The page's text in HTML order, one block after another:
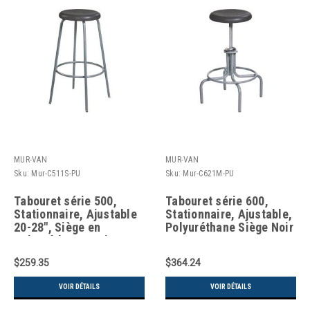
MUR-VAN
Sku: Mur-C511S-PU
Tabouret série 500,
Stationnaire, Ajustable
20-28", Siège en
Polyuréthane, Noir
$259.35
VOIR DÉTAILS
MUR-VAN
Sku: Mur-C621M-PU
Tabouret série 600,
Stationnaire, Ajustable,
Polyuréthane Siège Noir
$364.24
VOIR DÉTAILS